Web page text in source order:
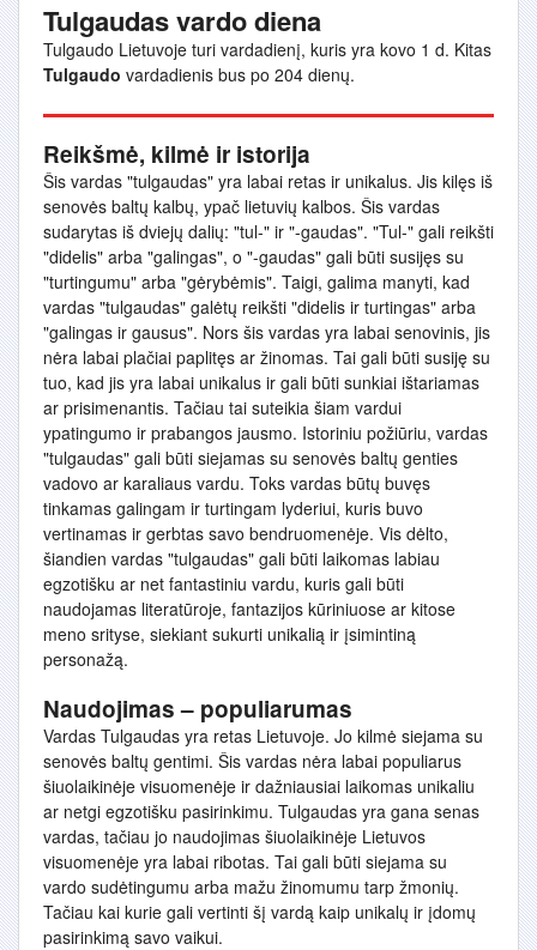
Tulgaudas vardo diena
Tulgaudo Lietuvoje turi vardadienį, kuris yra kovo 1 d. Kitas
Tulgaudo vardadienis bus po 204 dienų.
Reikšmė, kilmė ir istorija
Šis vardas "tulgaudas" yra labai retas ir unikalus. Jis kilęs iš
senovės baltų kalbų, ypač lietuvių kalbos. Šis vardas
sudarytas iš dviejų dalių: "tul-" ir "-gaudas". "Tul-" gali reikšti
"didelis" arba "galingas", o "-gaudas" gali būti susijęs su
"turtingumu" arba "gėrybėmis". Taigi, galima manyti, kad
vardas "tulgaudas" galėtų reikšti "didelis ir turtingas" arba
"galingas ir gausus". Nors šis vardas yra labai senovinis, jis
nėra labai plačiai paplitęs ar žinomas. Tai gali būti susiję su
tuo, kad jis yra labai unikalus ir gali būti sunkiai ištariamas
ar prisimenantis. Tačiau tai suteikia šiam vardui
ypatingumo ir prabangos jausmo. Istoriniu požiūriu, vardas
"tulgaudas" gali būti siejamas su senovės baltų genties
vadovo ar karaliaus vardu. Toks vardas būtų buvęs
tinkamas galingam ir turtingam lyderiui, kuris buvo
vertinamas ir gerbtas savo bendruomenėje. Vis dėlto,
šiandien vardas "tulgaudas" gali būti laikomas labiau
egzotišku ar net fantastiniu vardu, kuris gali būti
naudojamas literatūroje, fantazijos kūriniuose ar kitose
meno srityse, siekiant sukurti unikalią ir įsimintiną
personažą.
Naudojimas – populiarumas
Vardas Tulgaudas yra retas Lietuvoje. Jo kilmė siejama su
senovės baltų gentimi. Šis vardas nėra labai populiarus
šiuolaikinėje visuomenėje ir dažniausiai laikomas unikaliu
ar netgi egzotišku pasirinkimu. Tulgaudas yra gana senas
vardas, tačiau jo naudojimas šiuolaikinėje Lietuvos
visuomenėje yra labai ribotas. Tai gali būti siejama su
vardo sudėtingumu arba mažu žinomumu tarp žmonių.
Tačiau kai kurie gali vertinti šį vardą kaip unikalų ir įdomų
pasirinkimą savo vaikui.